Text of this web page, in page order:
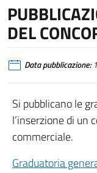
DEL
Data pubblicazione:
Si pubblicano le
l’inserzione di un
commerciale.
Graduatoria